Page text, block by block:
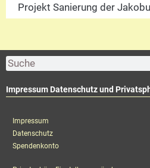
Projekt Sanierung der
Impressum Datenschutz und
Impressum
Datenschutz
Spendenkonto